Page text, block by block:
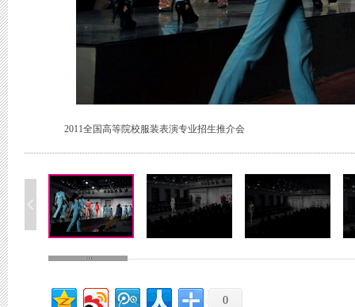
2011全国高等院校服装表演专业招生推介会
0